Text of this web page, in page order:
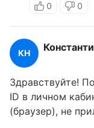
0 0
КН
Здравствуйте!
ID в личном
(браузер), не